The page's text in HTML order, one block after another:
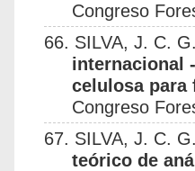
Congreso
66. SILVA, J. C.
internacional
celulosa para
Congreso
67. SILVA, J. C.
teórico de